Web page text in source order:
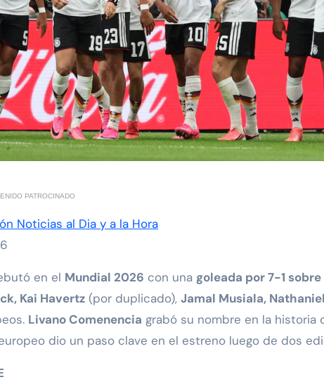
PATROCINADO
Noticias al Dia y a la Hora
en el Mundial 2026 con una goleada por 7-1
Kai Havertz (por duplicado), Jamal Musiala,
Livano Comenencia grabó su nombre en la historia
dio un paso clave en el estreno luego de dos